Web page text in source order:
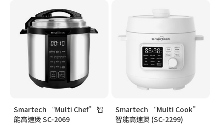
Smartech “Multi Chef” 智
能高速煲 SC-2069
Smartech “Multi Cook”
智能高速煲 (SC-2299)